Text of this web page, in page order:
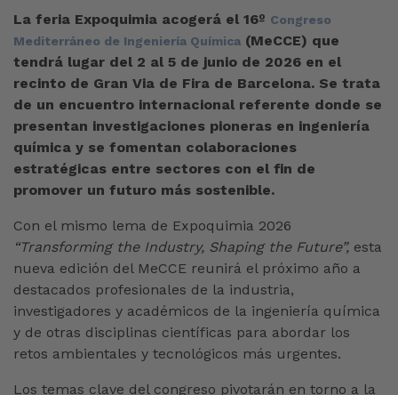
La feria Expoquimia acogerá el 16º Congreso
Mediterráneo de Ingeniería Química (MeCCE) que
tendrá lugar del 2 al 5 de junio de 2026 en el
recinto de Gran Via de Fira de Barcelona. Se trata
de un encuentro internacional referente donde se
presentan investigaciones pioneras en ingeniería
química y se fomentan colaboraciones
estratégicas entre sectores con el fin de
promover un futuro más sostenible.
Con el mismo lema de Expoquimia 2026
“Transforming the Industry, Shaping the Future”, esta
nueva edición del MeCCE reunirá el próximo año a
destacados profesionales de la industria,
investigadores y académicos de la ingeniería química
y de otras disciplinas científicas para abordar los
retos ambientales y tecnológicos más urgentes.
Los temas clave del congreso pivotarán en torno a la